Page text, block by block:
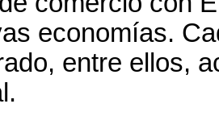
economías.
entre ellos,